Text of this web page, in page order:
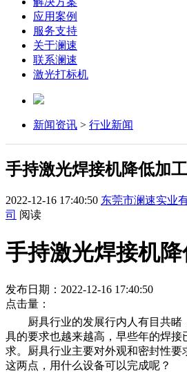
应用案例
服务支持
关于澜速
联系澜速
激光打标机
新闻资讯 > 行业新闻
手持激光焊接机降低加
2022-12-16 17:40:50 东莞市澜速实业
司 阅读
手持激光焊接机
发布日期：2022-12-16 17:40:50
点击量：
厨具行业的发展行内人有目共
具的要求也越来越高，早些年的焊接
求。厨具行业主要对外观和密封性要
这两点，用什么设备可以完成呢？